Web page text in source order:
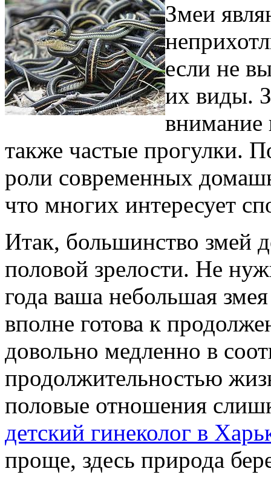
Змеи
если не
их виды.
внимание
также частые прогулки.
роли современных
что многих интересует
Итак, большинство змей
половой зрелости. Не
года ваша небольшая
вполне готова к
довольно медленно в
продолжительностью
половые отношения
детский гинеколог в
проще, здесь природа